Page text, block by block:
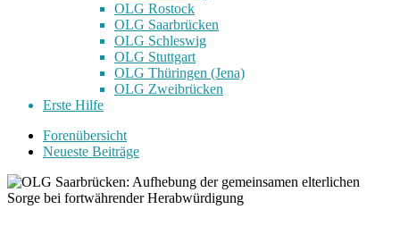
OLG Rostock
OLG Saarbrücken
OLG Schleswig
OLG Stuttgart
OLG Thüringen (Jena)
OLG Zweibrücken
Erste Hilfe
Forenübersicht
Neueste Beiträge